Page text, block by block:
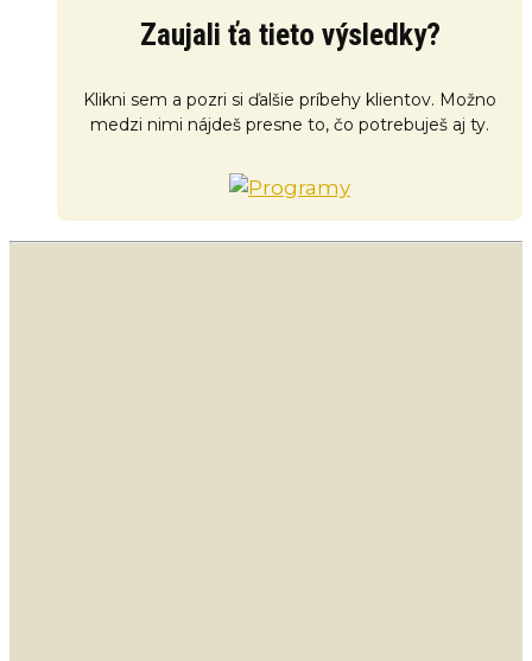
Zaujali ťa tieto výsledky?
Klikni sem a pozri si ďalšie príbehy klientov. Možno
medzi nimi nájdeš presne to, čo potrebuješ aj ty.